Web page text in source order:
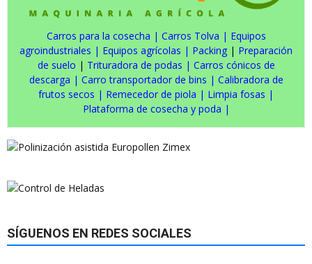
Carros para la cosecha | Carros Tolva | Equipos
agroindustriales | Equipos agrícolas | Packing | Preparación
de suelo | Trituradora de podas | Carros cónicos de
descarga | Carro transportador de bins | Calibradora de
frutos secos | Remecedor de piola | Limpia fosas |
Plataforma de cosecha y poda |
SÍGUENOS EN REDES SOCIALES